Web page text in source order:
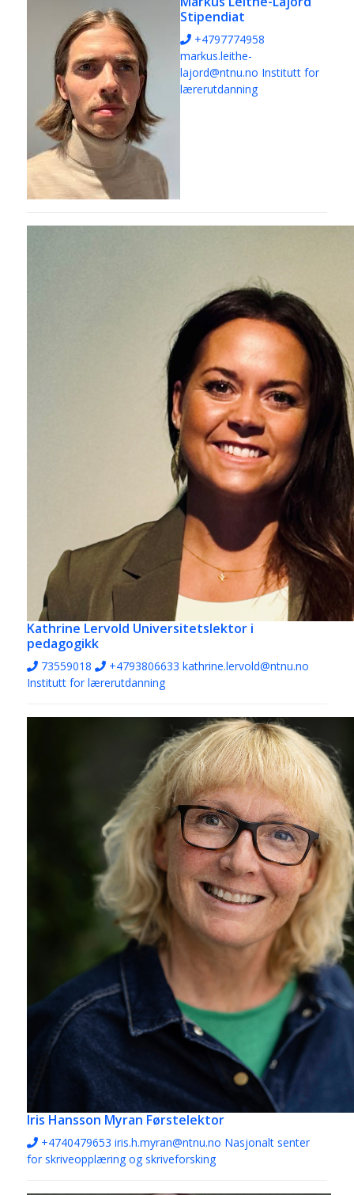
Stipendiat
+4797774958
markus.leithe-
lajord@ntnu.no Institutt for
lærerutdanning
Kathrine Lervold Universitetslektor i
pedagogikk
73559018 +4793806633 kathrine.lervold@ntnu.no
Institutt for lærerutdanning
Iris Hansson Myran Førstelektor
+4740479653 iris.h.myran@ntnu.no Nasjonalt senter
for skriveopplæring og skriveforsking